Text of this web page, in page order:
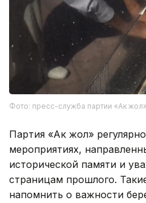
Фото: пресс-служба партии «Ак жол»
Партия «Ак жол»
мероприятиях,
исторической памяти и
страницам прошлого.
напомнить о важности